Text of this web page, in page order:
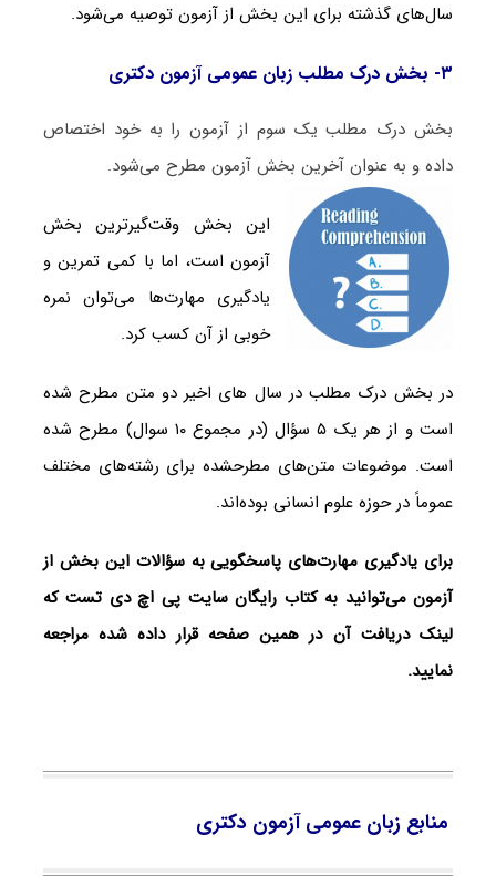
سال‌های گذشته برای این بخش از آزمون توصیه می‌شود.
۳- بخش درک مطلب زبان عمومی آزمون دکتری
بخش درک مطلب یک سوم از آزمون را به خود اختصاص
داده و به عنوان آخرین بخش آزمون مطرح می‌شود.
این بخش وقت‌گیرترین بخش
آزمون است، اما با کمی تمرین و
یادگیری مهارت‌ها می‌توان نمره
خوبی از آن کسب کرد.
در بخش درک مطلب در سال های اخیر دو متن مطرح شده
است و از هر یک ۵ سؤال (در مجموع ۱۰ سوال) مطرح شده
است. موضوعات متن‌های مطرح‎شده برای رشته‌های مختلف
عموماً در حوزه علوم انسانی بوده‌اند.
برای یادگیری مهارت‌های پاسخگویی به سؤالات این بخش از
آزمون می‌توانید به کتاب رایگان سایت پی اچ دی تست که
لینک دریافت آن در همین صفحه قرار داده شده مراجعه
نمایید.
منابع زبان عمومی آزمون دکتری